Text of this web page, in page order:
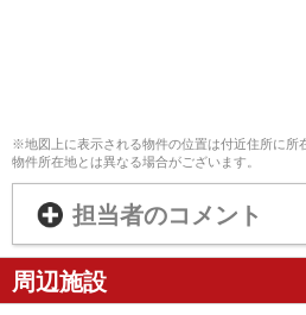
※地図上に表示される物件の位置は付近住所に所
物件所在地とは異なる場合がございます。
担当者のコメント
周辺施設